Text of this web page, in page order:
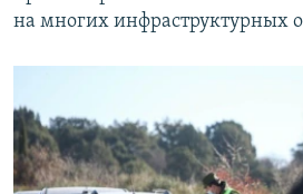
на многих инфраструктурных